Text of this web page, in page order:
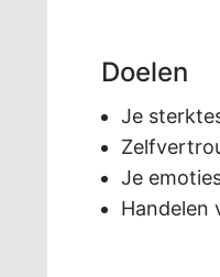
Doelen
Je
Je
Handelen